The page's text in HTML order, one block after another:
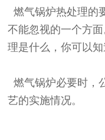
燃气锅炉热处理的
不能忽视的一个方
理是什么，你可以
燃气锅炉必要时，
艺的实施情况。